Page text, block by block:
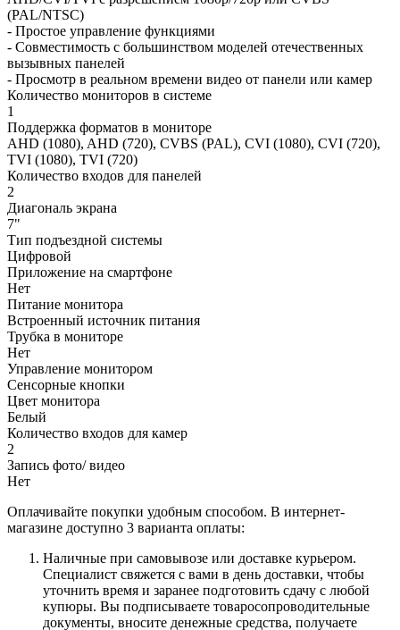
(PAL/NTSC)
- Простое управление функциями
- Совместимость с большинством моделей отечественных
вызывных панелей
- Просмотр в реальном времени видео от панели или камер
Количество мониторов в системе
1
Поддержка форматов в мониторе
AHD (1080), AHD (720), CVBS (PAL), CVI (1080), CVI (720),
TVI (1080), TVI (720)
Количество входов для панелей
2
Диагональ экрана
7"
Тип подъездной системы
Цифровой
Приложение на смартфоне
Нет
Питание монитора
Встроенный источник питания
Трубка в мониторе
Нет
Управление монитором
Сенсорные кнопки
Цвет монитора
Белый
Количество входов для камер
2
Запись фото/ видео
Нет
Оплачивайте покупки удобным способом. В интернет-
магазине доступно 3 варианта оплаты:
Наличные при самовывозе или доставке курьером.
Специалист свяжется с вами в день доставки, чтобы
уточнить время и заранее подготовить сдачу с любой
купюры. Вы подписываете товаросопроводительные
документы, вносите денежные средства, получаете